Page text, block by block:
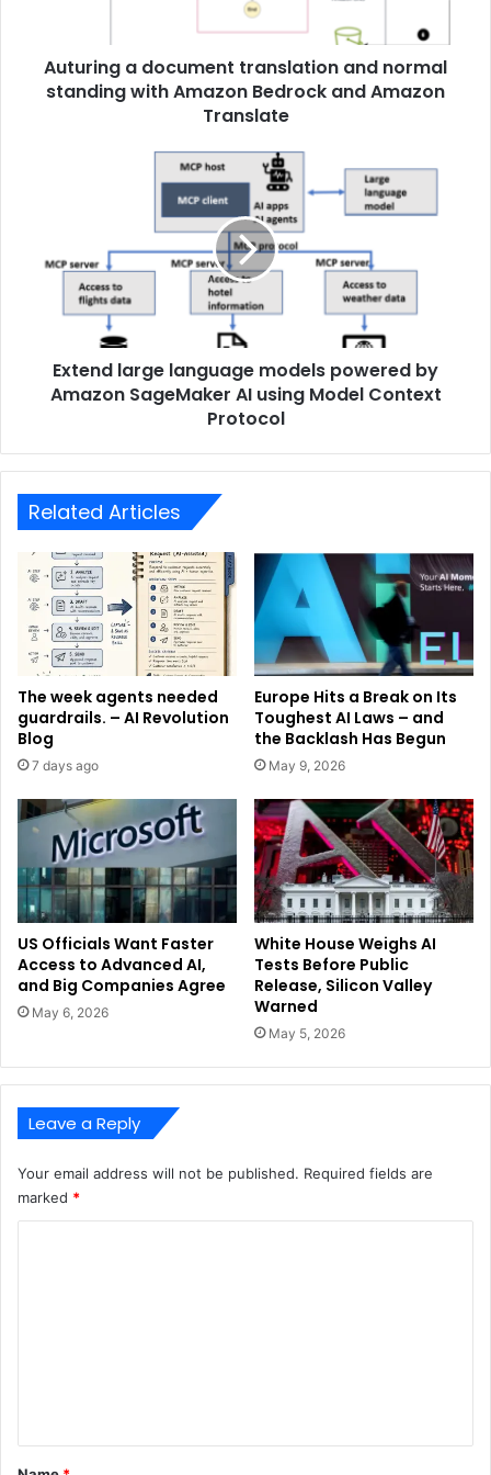
Auturing a document translation and normal
standing with Amazon Bedrock and Amazon
Translate
Extend large language models powered by
Amazon SageMaker AI using Model Context
Protocol
Related Articles
The week agents needed
guardrails. – AI Revolution
Blog
7 days ago
Europe Hits a Break on Its
Toughest AI Laws – and
the Backlash Has Begun
May 9, 2026
US Officials Want Faster
Access to Advanced AI,
and Big Companies Agree
May 6, 2026
White House Weighs AI
Tests Before Public
Release, Silicon Valley
Warned
May 5, 2026
Leave a Reply
Your email address will not be published. Required fields are
marked *
*